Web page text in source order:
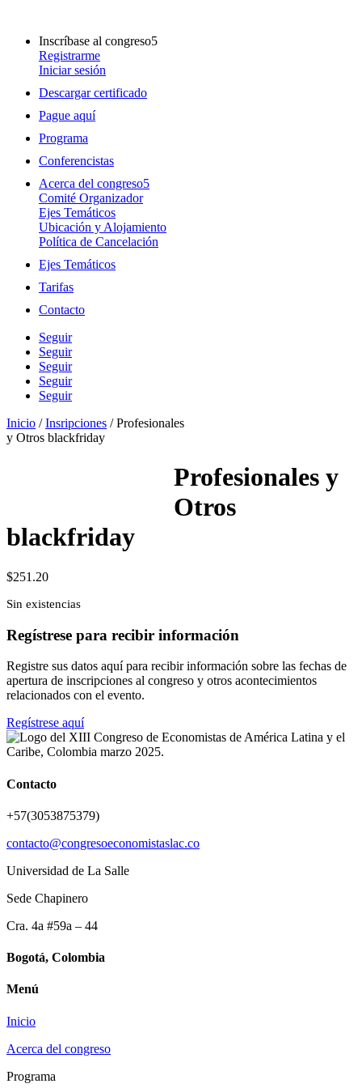
Inscríbase al congreso
Registrarme
Iniciar sesión
Descargar certificado
Pague aquí
Programa
Conferencistas
Acerca del congreso
Comité Organizador
Ejes Temáticos
Ubicación y Alojamiento
Política de Cancelación
Ejes Temáticos
Tarifas
Contacto
Seguir
Seguir
Seguir
Seguir
Seguir
Inicio /Insripciones / Profesionales
y Otros blackfriday
Profesionales y
Otros
blackfriday
$251.20
Sin existencias
Regístrese para recibir información
Registre sus datos aquí para recibir información sobre las fechas de
apertura de inscripciones al congreso y otros acontecimientos
relacionados con el evento.
Regístrese aquí
Contacto
+57(3053875379)
contacto@congresoeconomistaslac.co
Universidad de La Salle
Sede Chapinero
Cra. 4a #59a – 44
Bogotá, Colombia
Menú
Inicio
Acerca del congreso
Programa